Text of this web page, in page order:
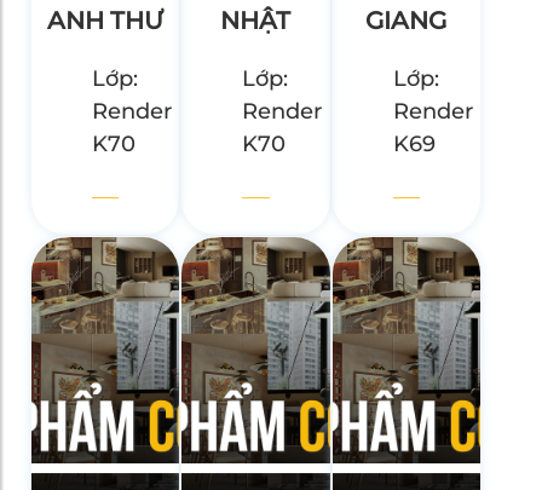
ANH THƯ
Lớp:
Render
K70
NHẬT
Lớp:
Render
K70
GIANG
Lớp:
Render
K69